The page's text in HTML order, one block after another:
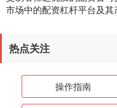
市场中的配资杠杆平台及其
热点关注
操作指南